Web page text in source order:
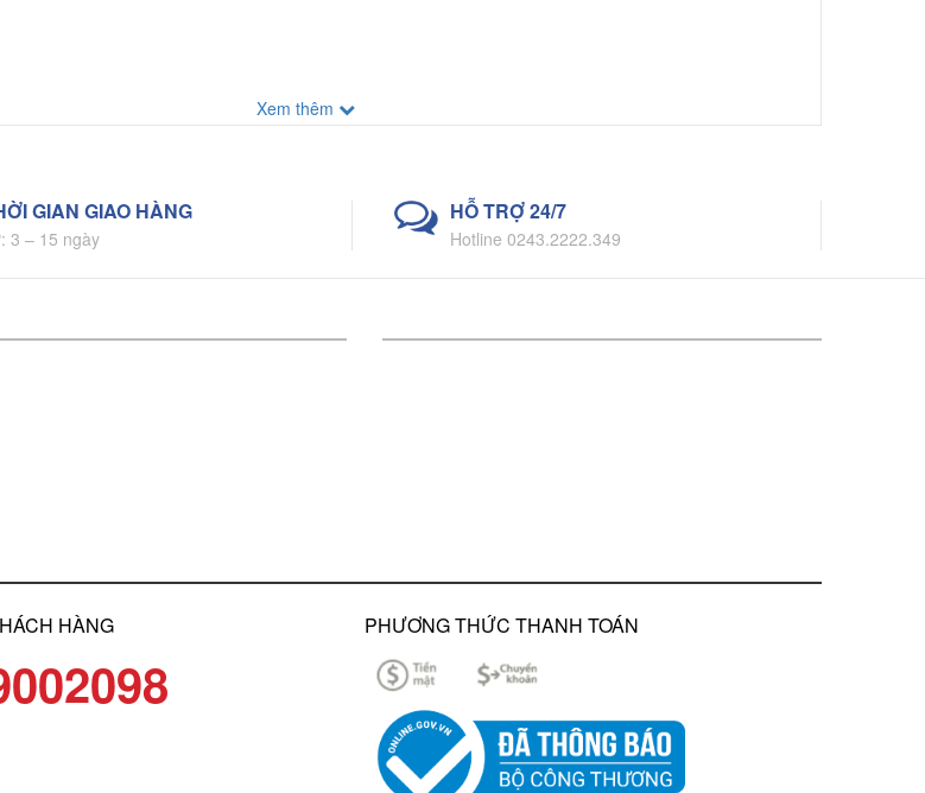
Xem thêm
GIAN GIAO HÀNG
3 – 15 ngày
HỖ TRỢ 24/7
Hotline 0243.2222.349
HÀNG PHƯƠNG THỨC THANH TOÁN